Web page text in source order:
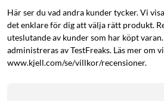
Här ser du vad andra kunder tycker. Vi
det enklare för dig att välja rätt produkt.
uteslutande av kunder som har köpt
administreras av TestFreaks. Läs mer
www.kjell.com/se/villkor/recensioner.